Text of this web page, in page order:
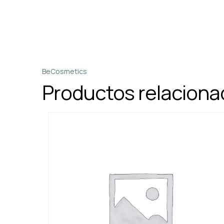
BeCosmetics
Productos